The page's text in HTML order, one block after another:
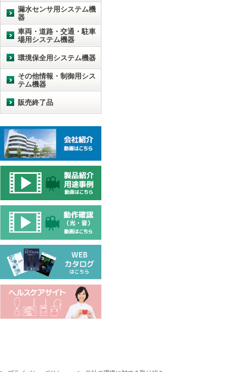
漏水センサ用システム機
器
車両・道路・交通・駐車
場用システム機器
環境保全用システム機器
その他情報・制御用シス
テム機器
販売終了品